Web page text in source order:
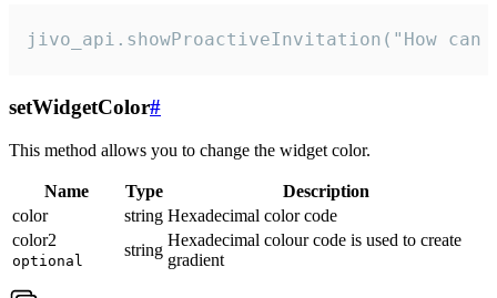
jivo_api.showProactiveInvitation("How
setWidgetColor#
This method allows you to change the widget color.
Name Type
Description
color
string Hexadecimal color code
color2
optional
string
Hexadecimal colour code is used to create
gradient